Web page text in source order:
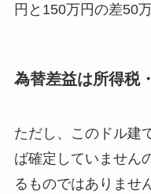
円と150万円の差50
為替差益は所得税
ただし、このドル建
ば確定していません
るものではありませ